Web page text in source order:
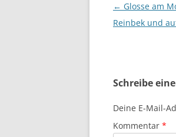
← Glosse am
Reinbek und
Schreibe
Deine E-Mail-
Kommentar *